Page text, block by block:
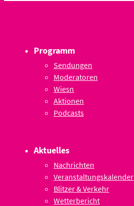
Programm
Sendungen
Moderatoren
Wiesn
Aktionen
Podcasts
Aktuelles
Nachrichten
Veranstaltungskalender
Blitzer & Verkehr
Wetterbericht